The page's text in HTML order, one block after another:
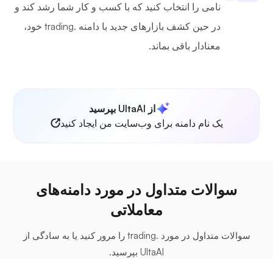
نامی را انتخاب کنید که با کسب و کار شما رشد کند و
در حین کشف بازارهای جدید با دامنه .trading خود،
معنادار باقی بماند.
از UltaAI بپرسید
یک نام دامنه برای وب‌سایت من ایجاد کنید
سوالات متداول در مورد دامنه‌های
معاملاتی
سوالات متداول در مورد .trading را مرور کنید یا به سادگی از
UltaAI بپرسید.